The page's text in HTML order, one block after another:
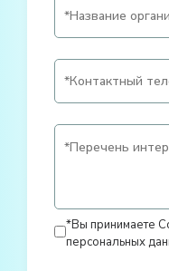
*Вы принимаете
персональных